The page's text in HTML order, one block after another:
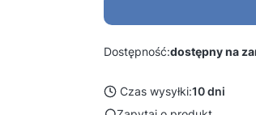
Dostępność:dostępny na
Czas wysyłki:10 dni